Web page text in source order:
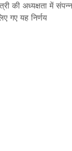
की अध्यक्षता में
गए यह निर्णय